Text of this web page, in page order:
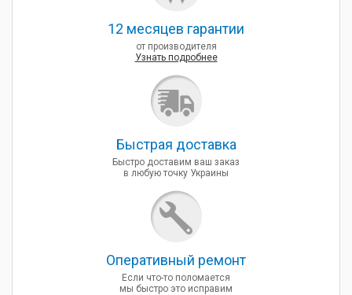
12 месяцев гарантии
от производителя
Узнать подробнее
Быcтрая доставка
Быстро доставим ваш заказ
в любую точку Украины
Оперативный ремонт
Если что-то поломается
мы быстро это исправим